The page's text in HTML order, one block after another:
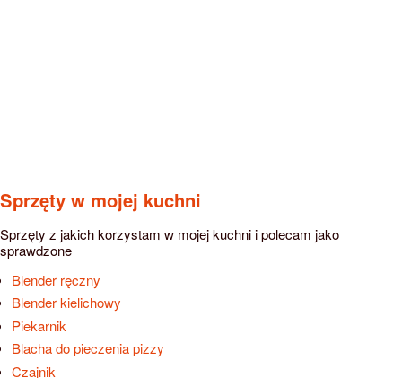
Sprzęty w mojej kuchni
Sprzęty z jakich korzystam w mojej kuchni i polecam jako
sprawdzone
Blender ręczny
Blender kielichowy
Piekarnik
Blacha do pieczenia pizzy
Czajnik